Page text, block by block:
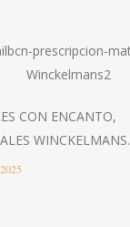
CON ENCANTO,
WINCKELMANS.